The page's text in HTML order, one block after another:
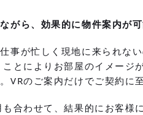
がら、効果的に物件案内が
事が忙しく現地に来られな
とによりお部屋のイメージ
VRのご案内だけでご契約に
合わせて、結果的にお客様